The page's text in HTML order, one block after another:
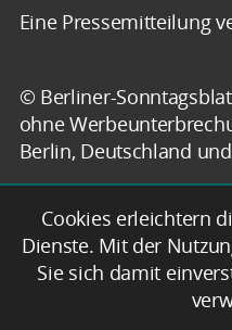
Eine Pressemitteilung
© Berliner-
ohne
Berlin, Deutschland
Cookies erleichtern
Dienste. Mit der
Sie sich damit